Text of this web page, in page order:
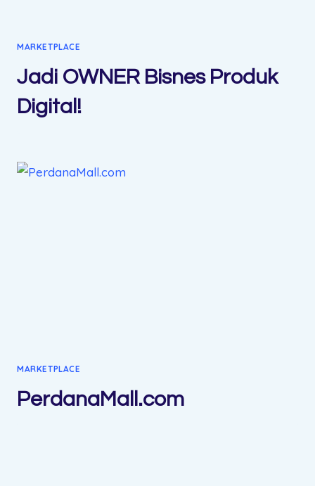
MARKETPLACE
Jadi OWNER Bisnes Produk
Digital!
MARKETPLACE
PerdanaMall.com